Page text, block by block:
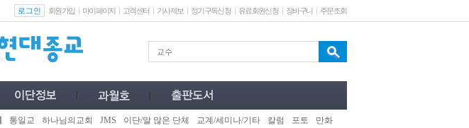
로그인 회원가입 마이페이지 고객센터 기사제보 정기구독신청 유료회원신청 장바구니 주문조회
통일교 하나님의교회 JMS 이단/말 많은 단체 교계/세미나/기타 칼럼 포토 만화